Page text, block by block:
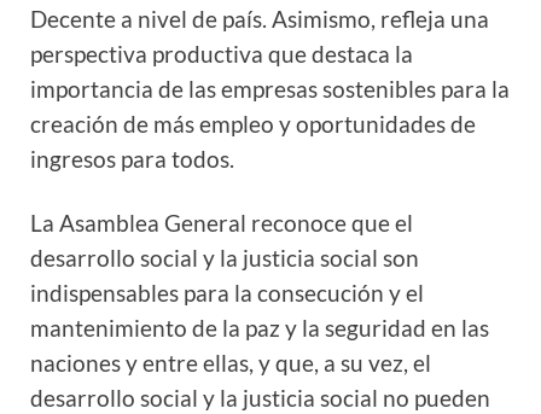
Decente a nivel de país. Asimismo, refleja una
perspectiva productiva que destaca la
importancia de las empresas sostenibles para la
creación de más empleo y oportunidades de
ingresos para todos.
La Asamblea General reconoce que el
desarrollo social y la justicia social son
indispensables para la consecución y el
mantenimiento de la paz y la seguridad en las
naciones y entre ellas, y que, a su vez, el
desarrollo social y la justicia social no pueden